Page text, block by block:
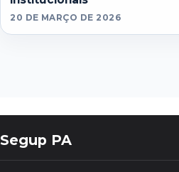
20 DE MARÇO DE 2026
Segup PA